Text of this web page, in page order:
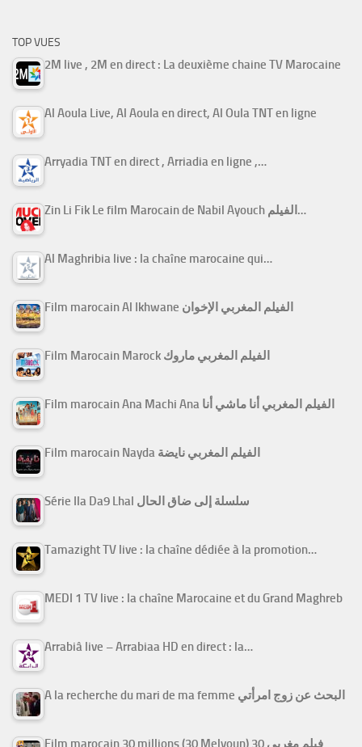
TOP VUES
2M live , 2M en direct : La deuxième chaine TV Marocaine
Al Aoula Live, Al Aoula en direct, Al Oula TNT en ligne
Arryadia TNT en direct , Arriadia en ligne ,…
Zin Li Fik Le film Marocain de Nabil Ayouch الفيلم…
Al Maghribia live : la chaîne marocaine qui…
Film marocain Al Ikhwane الفيلم المغربي الإخوان
Film Marocain Marock الفيلم المغربي ماروك
Film marocain Ana Machi Ana الفيلم المغربي أنا ماشي أنا
Film marocain Nayda الفيلم المغربي نايضة
Série Ila Da9 Lhal سلسلة إلى ضاق الحال
Tamazight TV live : la chaîne dédiée à la promotion…
MEDI 1 TV live : la chaîne Marocaine et du Grand Maghreb
Arrabiâ live – Arrabiaa HD en direct : la…
A la recherche du mari de ma femme البحث عن زوج امرأتي
Film marocain 30 millions (30 Melyoun) فيلم مغربي 30